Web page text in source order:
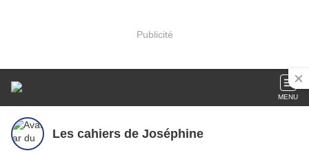
Publicité
MENU
Les cahiers de Joséphine